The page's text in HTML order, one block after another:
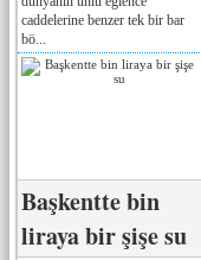
caddelerine benzer tek bir bar
bö...
Başkentte bin
liraya bir şişe su